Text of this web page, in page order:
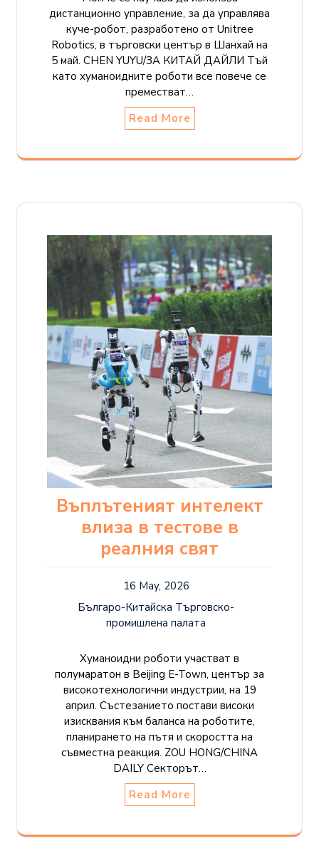
дистанционно управление, за да управлява
куче-робот, разработено от Unitree
Robotics, в търговски център в Шанхай на
5 май. CHEN YUYU/ЗА КИТАЙ ДАЙЛИ Тъй
като хуманоидните роботи все повече се
преместват…
Read More
Въплътеният интелект
влиза в тестове в
реалния свят
16 May, 2026
Българо-Китайска Търговско-
промишлена палaта
Хуманоидни роботи участват в
полумаратон в Beijing E-Town, център за
високотехнологични индустрии, на 19
април. Състезанието постави високи
изисквания към баланса на роботите,
планирането на пътя и скоростта на
съвместна реакция. ZOU HONG/CHINA
DAILY Секторът…
Read More